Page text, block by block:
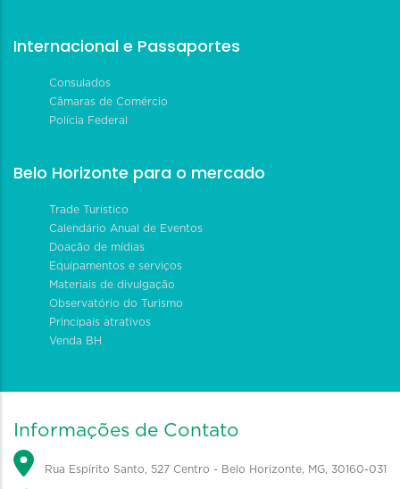
Internacional e Passaportes
Consulados
Câmaras de Comércio
Polícia Federal
Belo Horizonte para o mercado
Trade Turístico
Calendário Anual de Eventos
Doação de mídias
Equipamentos e serviços
Materiais de divulgação
Observatório do Turismo
Principais atrativos
Venda BH
Informações de Contato
Rua Espírito Santo, 527 Centro - Belo Horizonte, MG, 30160-031